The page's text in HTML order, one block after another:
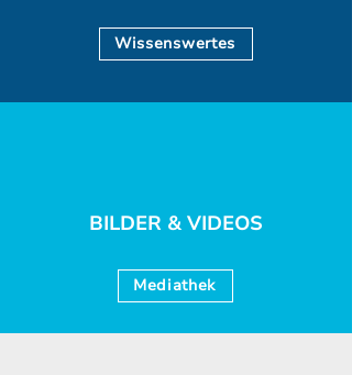
Wissenswertes
BILDER & VIDEOS
Mediathek